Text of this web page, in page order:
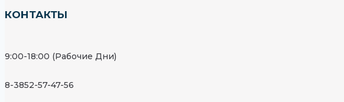
КОНТАКТЫ
9:00-18:00 (Рабочие Дни)
8-3852-57-47-56